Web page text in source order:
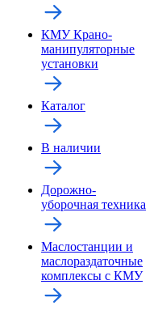
КМУ Крано-
манипуляторные
установки
Каталог
В наличии
Дорожно-
уборочная техника
Маслостанции и
маслораздаточные
комплексы с КМУ